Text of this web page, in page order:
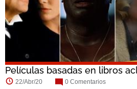
Películas basadas en libros
22/Abr/20 0 Comentarios